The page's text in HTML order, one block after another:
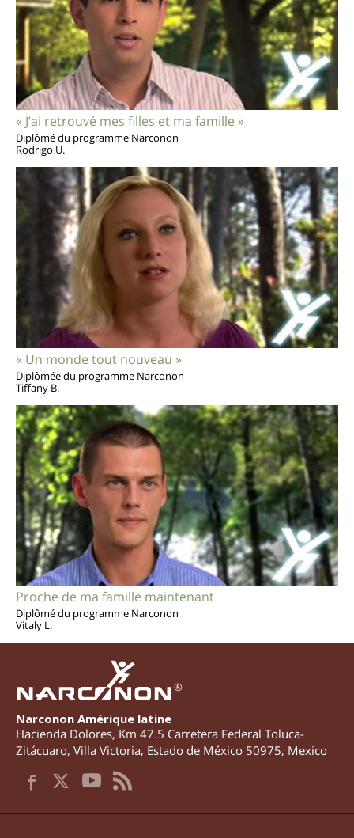
« J’ai retrouvé mes filles et ma famille »
Diplômé du programme Narconon
Rodrigo U.
« Un monde tout nouveau »
Diplômée du programme Narconon
Tiffany B.
Proche de ma famille maintenant
Diplômé du programme Narconon
Vitaly L.
®
Narconon Amérique latine
Hacienda Dolores, Km 47.5 Carretera Federal Toluca-
Zitácuaro, Villa Victoria, Estado de México 50975, Mexico